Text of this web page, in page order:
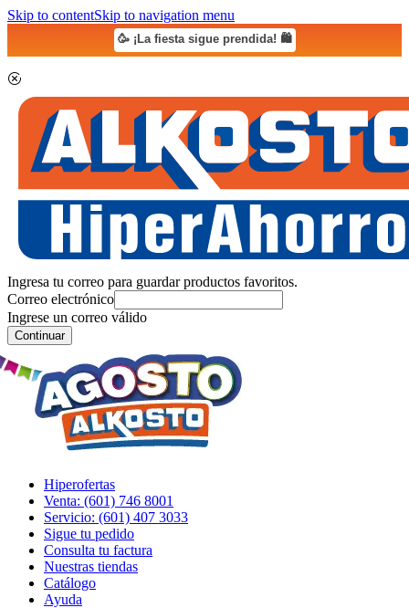
Skip to contentSkip to navigation menu
🥳 ¡La fiesta sigue prendida! 🛍️
Ingresa tu correo para guardar productos favoritos.
Correo electrónico
Ingrese un correo válido
Continuar
Hiperofertas
Venta: (601) 746 8001
Servicio: (601) 407 3033
Sigue tu pedido
Consulta tu factura
Nuestras tiendas
Catálogo
Ayuda